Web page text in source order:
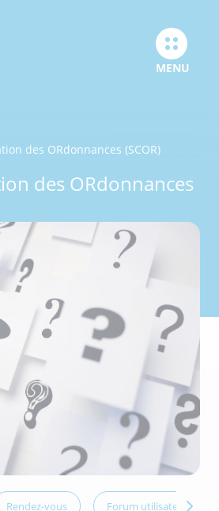
MENU
des ORdonnances (SCOR)
des ORdonnances
Rendez-vous Forum utilisateurs